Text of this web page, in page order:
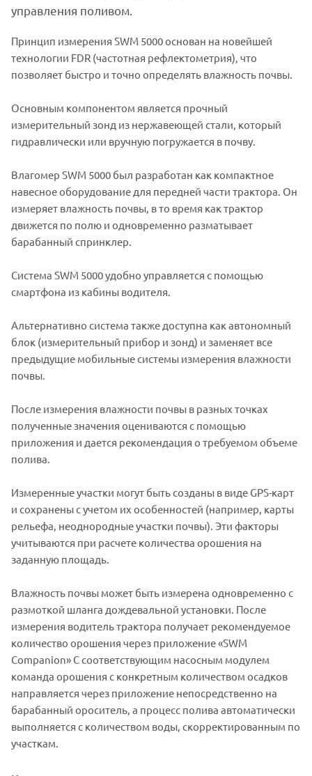
управления поливом.
Принцип измерения SWM 5000 основан на новейшей
технологии FDR (частотная рефлектометрия), что
позволяет быстро и точно определять влажность почвы.
Основным компонентом является прочный
измерительный зонд из нержавеющей стали, который
гидравлически или вручную погружается в почву.
Влагомер SWM 5000 был разработан как компактное
навесное оборудование для передней части трактора. Он
измеряет влажность почвы, в то время как трактор
движется по полю и одновременно разматывает
барабанный спринклер.
Система SWM 5000 удобно управляется с помощью
смартфона из кабины водителя.
Альтернативно система также доступна как автономный
блок (измерительный прибор и зонд) и заменяет все
предыдущие мобильные системы измерения влажности
почвы.
После измерения влажности почвы в разных точках
полученные значения оцениваются с помощью
приложения и дается рекомендация о требуемом объеме
полива.
Измеренные участки могут быть созданы в виде GPS-карт
и сохранены с учетом их особенностей (например, карты
рельефа, неоднородные участки почвы). Эти факторы
учитываются при расчете количества орошения на
заданную площадь.
Влажность почвы может быть измерена одновременно с
размоткой шланга дождевальной установки. После
измерения водитель трактора получает рекомендуемое
количество орошения через приложение «SWM
Companion» С соответствующим насосным модулем
команда орошения с конкретным количеством осадков
направляется через приложение непосредственно на
барабанный ороситель, а процесс полива автоматически
выполняется с количеством воды, скорректированным по
участкам.